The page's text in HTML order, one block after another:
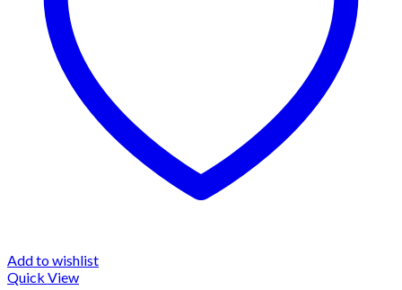
Add to wishlist
Quick View